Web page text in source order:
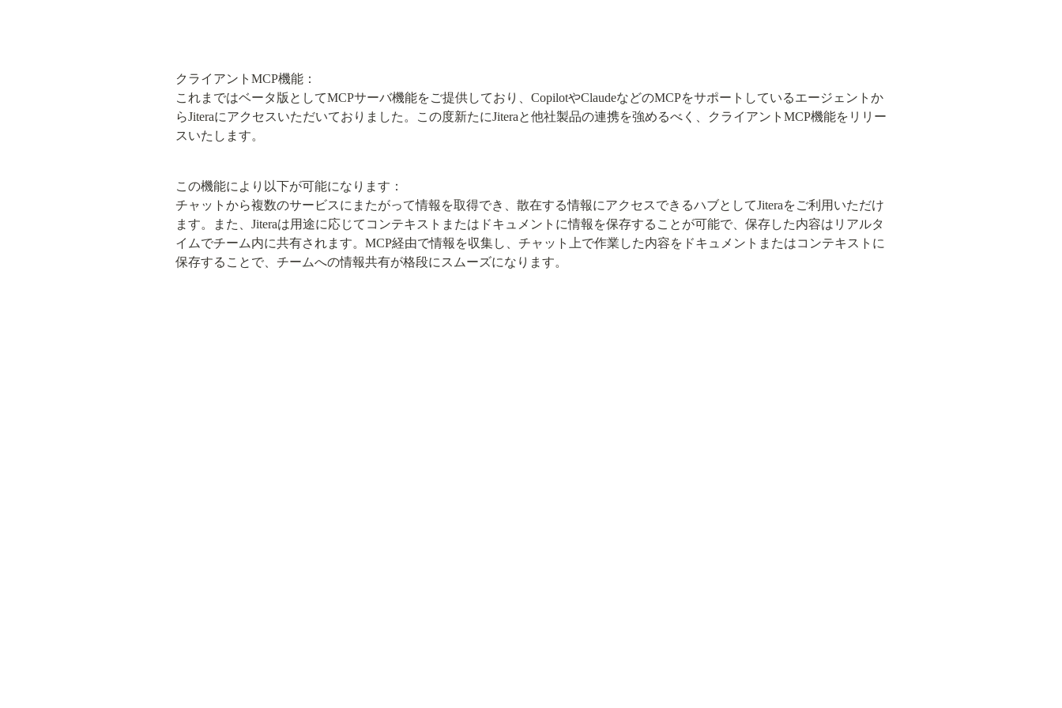
クライアントMCP機能：
これまではベータ版としてMCPサーバ機能をご提供しており、CopilotやClaudeなどのMCPをサポートしているエージェントか
らJiteraにアクセスいただいておりました。この度新たにJiteraと他社製品の連携を強めるべく、クライアントMCP機能をリリー
スいたします。
この機能により以下が可能になります：
チャットから複数のサービスにまたがって情報を取得でき、散在する情報にアクセスできるハブとしてJiteraをご利用いただけ
ます。また、Jiteraは用途に応じてコンテキストまたはドキュメントに情報を保存することが可能で、保存した内容はリアルタ
イムでチーム内に共有されます。MCP経由で情報を収集し、チャット上で作業した内容をドキュメントまたはコンテキストに
保存することで、チームへの情報共有が格段にスムーズになります。